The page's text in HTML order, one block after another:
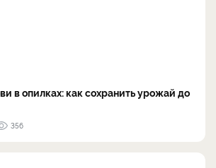
в опилках: как сохранить урожай до
356